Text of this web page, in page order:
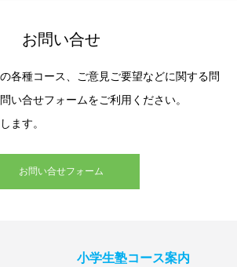
お問い合せ
各種コース、ご意見ご要望などに関する問
い合せフォームをご利用ください。
ます。
お問い合せフォーム
小学生塾コース案内